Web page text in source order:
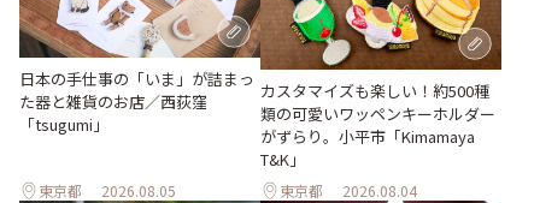
日本の手仕事の「いま」が詰まっ
た器と雑貨のお店／西荻窪
「tsugumi」
東京都 2026.08.05
カスタマイズも楽しい！約500種
類の可愛いワッペンキーホルダー
がずらり。小平市「Kimamaya
T&K」
東京都 2026.08.04